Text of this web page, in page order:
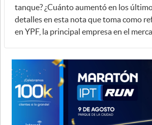
tanque? ¿Cuánto aumentó en los
detalles en esta nota que toma como
en YPF, la principal empresa en el